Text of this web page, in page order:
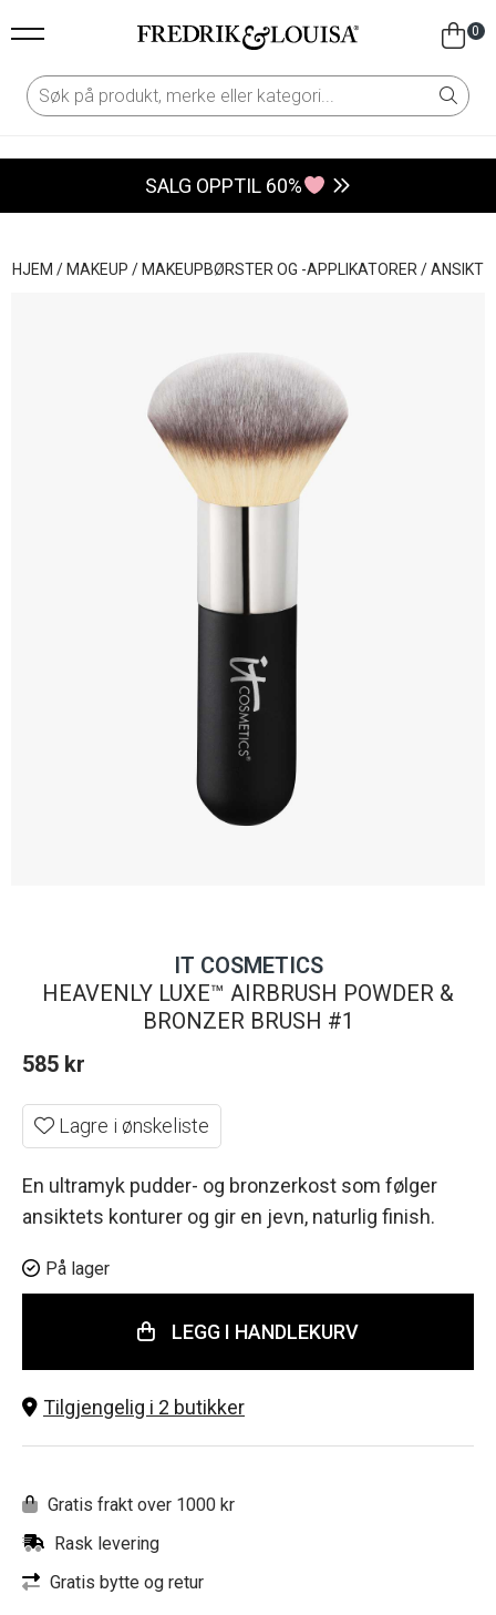
0
SALG OPPTIL 60%
HJEM / MAKEUP / MAKEUPBØRSTER OG -APPLIKATORER /ANSIKT
IT COSMETICS
HEAVENLY LUXE™ AIRBRUSH POWDER &
BRONZER BRUSH #1
585 kr
Lagre i ønskeliste
En ultramyk pudder- og bronzerkost som følger
ansiktets konturer og gir en jevn, naturlig finish.
På lager
LEGG I HANDLEKURV
Tilgjengelig i 2 butikker
Gratis frakt over 1000 kr
Rask levering
Gratis bytte og retur